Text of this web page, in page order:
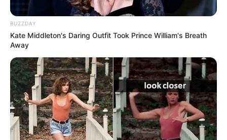
പ്രാബല്യത്തിലാകുന്നതോടെ ഇത് ഒഴിവാക്കപ്പെടും.
റെയില്‍വേ ടിക്കറ്റ് ബുക്കിംഗില്‍ ഉള്‍പ്പെടെ ഈ
തീരുമാനം ജനങ്ങള്‍ക്ക് ഗുണകരമാകും. നിലവില്‍
ഡല്‍ഹി പോലുളള വന്‍ നഗരങ്ങളിലും കൊച്ചി
പോലുള്ള രണ്ടാംനിര നഗരങ്ങളിലും മാത്രമാണ്
ഇത്തരം ഡിജിറ്റല്‍ പേമെന്റ് രീതികള്‍ വ്യാപകമായി
ഉപയോഗിക്കപ്പെടുന്നത്.
എന്നാല്‍ മറ്റ് നഗരങ്ങളിലേക്കും ഇത്
BUZZDAY
Kate Middleton's Daring Outfit Took Prince William's Breath
Away